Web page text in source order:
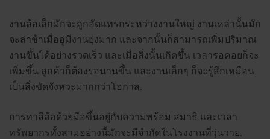
งานล้อเล็กมักจะถูกอัดแทรกระหว่างงานใหญ่ งานเหล่านั้นมัก
จะล่าช้าเมื่ออู่มีงานยุ่งมาก และจากนั้นก็สามารถเพิ่มปริมาณ
งานขึ้นได้อย่างรวดเร็ว และเมื่อสิ่งนั้นเกิดขึ้น เวลารอคอยก็จะ
เพิ่มขึ้น ลูกค้าก็ต้องรอนานขึ้น และงานเล็กๆ ก็จะรู้สึกเหมือน
เป็นสิ่งขัดจังหวะมากกว่าโอกาส.
การทาสีล้อด้วยมือขึ้นอยู่กับความพร้อม สมาธิ และเวลา
ทรัพยากรทั้งสามอย่างนี้มักจะมีจำกัดในโรงงานที่วุ่นวาย.